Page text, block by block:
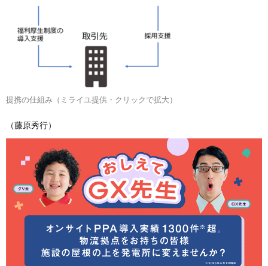
提携の仕組み（ミライユ提供・クリックで拡大）
（藤原秀行）